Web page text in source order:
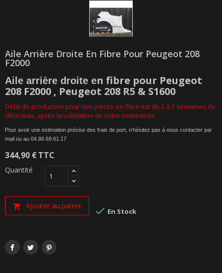
Aile Arrière Droite En Fibre Pour Peugeot 208
F2000
Aile arrière droite en fibre pour Peugeot
208 F2000 , Peugeot 208 R5 & S1600
Délai de production pour nos pièces en fibre est de 2 à 3 semaines de
délai max, après la validation de votre commande
Pour avoir une estimation précise des frais de port, n’hésitez pas à nous contacter par
mail ou au 04.86.69.61.17
344,90 €TTC
Quantité
 Ajouter au panier  En Stock